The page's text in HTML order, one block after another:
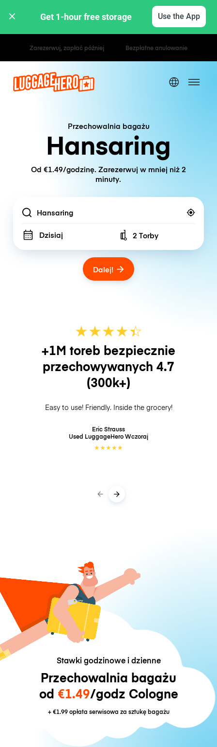
Get 1-hour free storage Use the App
Stawki godzinowe / dzienne
Przechowalnia bagażu
Hansaring
Od €1.49/godzinę. Zarezerwuj w mniej niż 2
minuty.
Location
Dzisiaj Number of bags
2 Torby
Dalej!
★★★★☆
★
+1M toreb bezpiecznie
przechowywanych 4.7
(300k+)
Easy to use! Friendly. Inside the grocery!
Eric Strauss
Used LuggageHeroWczoraj
★★★★★
Stawki godzinowe i dzienne
Przechowalnia bagażu
od €1.49/godz Cologne
+€1.99opłata serwisowa za sztukę bagażu